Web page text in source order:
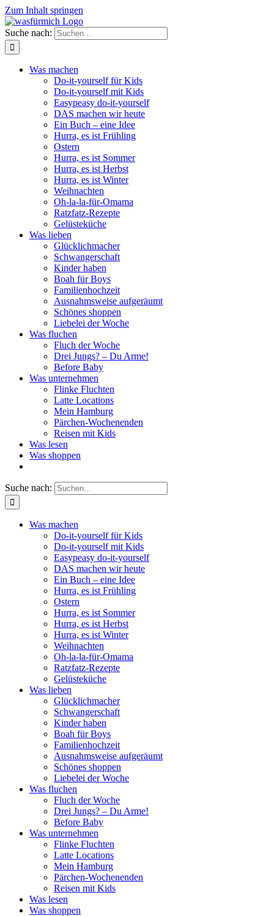
Zum Inhalt springen
Suche nach:
Was machen
Do-it-yourself für Kids
Do-it-yourself mit Kids
Easypeasy do-it-yourself
DAS machen wir heute
Ein Buch – eine Idee
Hurra, es ist Frühling
Ostern
Hurra, es ist Sommer
Hurra, es ist Herbst
Hurra, es ist Winter
Weihnachten
Oh-la-la-für-Omama
Ratzfatz-Rezepte
Gelüsteküche
Was lieben
Glücklichmacher
Schwangerschaft
Kinder haben
Boah für Boys
Familienhochzeit
Ausnahmsweise aufgeräumt
Schönes shoppen
Liebelei der Woche
Was fluchen
Fluch der Woche
Drei Jungs? – Du Arme!
Before Baby
Was unternehmen
Flinke Fluchten
Latte Locations
Mein Hamburg
Pärchen-Wochenenden
Reisen mit Kids
Was lesen
Was shoppen
Suche nach:
Was machen
Do-it-yourself für Kids
Do-it-yourself mit Kids
Easypeasy do-it-yourself
DAS machen wir heute
Ein Buch – eine Idee
Hurra, es ist Frühling
Ostern
Hurra, es ist Sommer
Hurra, es ist Herbst
Hurra, es ist Winter
Weihnachten
Oh-la-la-für-Omama
Ratzfatz-Rezepte
Gelüsteküche
Was lieben
Glücklichmacher
Schwangerschaft
Kinder haben
Boah für Boys
Familienhochzeit
Ausnahmsweise aufgeräumt
Schönes shoppen
Liebelei der Woche
Was fluchen
Fluch der Woche
Drei Jungs? – Du Arme!
Before Baby
Was unternehmen
Flinke Fluchten
Latte Locations
Mein Hamburg
Pärchen-Wochenenden
Reisen mit Kids
Was lesen
Was shoppen